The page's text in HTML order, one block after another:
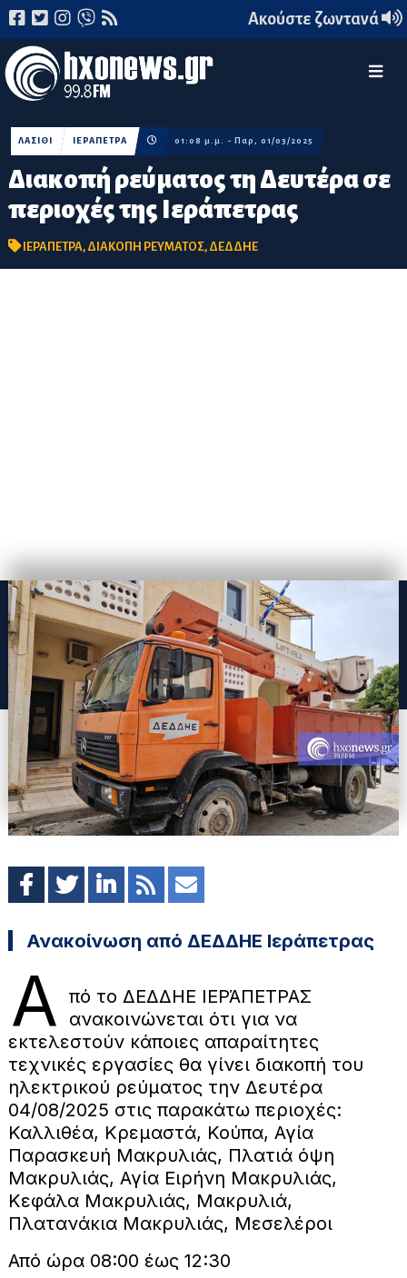
Ακούστε ζωντανά
Διακοπή ρεύματος τη Δευτέρα σε
περιοχές της Ιεράπετρας
ΛΑΣΙΘΙ ΙΕΡΑΠΕΤΡΑ 01:08 μ.μ. - Παρ, 01/03/2025
ΙΕΡΑΠΕΤΡΑ, ΔΙΑΚΟΠΗ ΡΕΥΜΑΤΟΣ, ΔΕΔΔΗΕ
Ανακοίνωση από ΔΕΔΔΗΕ Ιεράπετρας
Α πό το ΔΕΔΔΗΕ ΙΕΡΆΠΕΤΡΑΣ
ανακοινώνεται ότι για να
εκτελεστούν κάποιες απαραίτητες
τεχνικές εργασίες θα γίνει διακοπή του
ηλεκτρικού ρεύματος την Δευτέρα
04/08/2025 στις παρακάτω περιοχές:
Καλλιθέα, Κρεμαστά, Κούπα, Αγία
Παρασκευή Μακρυλιάς, Πλατιά όψη
Μακρυλιάς, Αγία Ειρήνη Μακρυλιάς,
Κεφάλα Μακρυλιάς, Μακρυλιά,
Πλατανάκια Μακρυλιάς, Μεσελέροι
Από ώρα 08:00 έως 12:30